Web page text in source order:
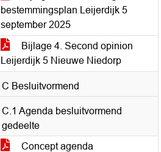
bestemmingsplan Leijerdijk 5
september 2025
Bijlage 4. Second opinion
Leijerdijk 5 Nieuwe Niedorp
C Besluitvormend
C.1 Agenda besluitvormend
gedeelte
Concept agenda